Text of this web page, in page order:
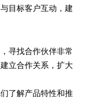
目标客户互动，建
寻找合作伙伴非常
立合作关系，扩大
了解产品特性和推